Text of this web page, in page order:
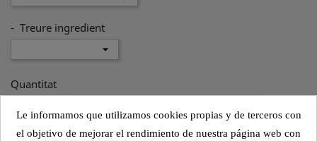
- Treure ingredient
Quantitat
 AFEGIR A LA COMANDA
Le informamos que utilizamos cookies propias y de terceros con
el objetivo de mejorar el rendimiento de nuestra página web con